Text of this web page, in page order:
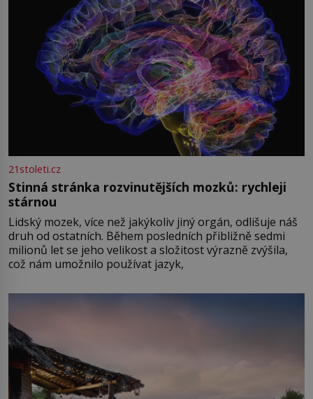
21stoleti.cz
Stinná stránka rozvinutějších mozků: rychleji
stárnou
Lidský mozek, více než jakýkoliv jiný orgán, odlišuje náš
druh od ostatních. Během posledních přibližně sedmi
milionů let se jeho velikost a složitost výrazně zvýšila,
což nám umožnilo používat jazyk,